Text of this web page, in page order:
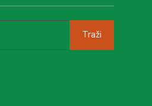
Traži